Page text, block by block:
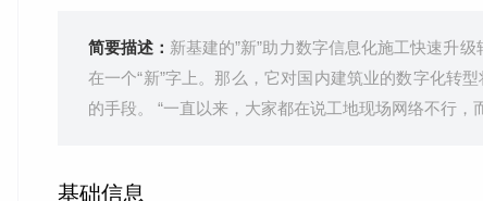
简要描述： 新基建的”新”助力数字信息化施工快速升
在一个“新”字上。那么，它对国内建筑业的数字化转
的手段。 “一直以来，大家都在说工地现场网络不行，
基础信息